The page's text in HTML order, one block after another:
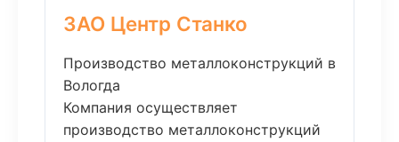
ЗАО Центр Станко
Производство металлоконструкций в
Вологда
Компания осуществляет
производство металлоконструкций